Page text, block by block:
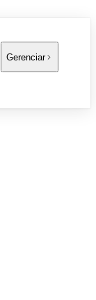
Gerenciar